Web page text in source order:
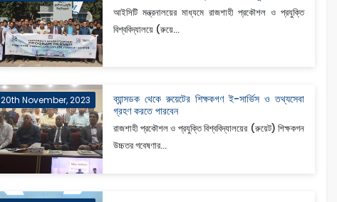
আইসিটি মন্ত্রনালয়ের মাধ্যমে রাজশাহী প্রকৌশল ও প্রযুক্তি
বিশ্ববিদ্যালয়ে (রুয়ে...
20th November, 2023
ব্যান্সডক থেকে রুয়েটের শিক্ষকগণ ই-সার্ভিস ও তথ্যসেবা
গ্রহণ করতে পারবেন
রাজশাহী প্রকৌশল ও প্রযুক্তি বিশ্ববিদ্যালয়ের (রুয়েট) শিক্ষকগন
উচ্চতর গবেষণার...